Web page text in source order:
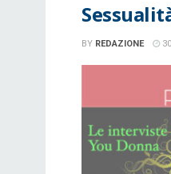
BY REDAZIONE